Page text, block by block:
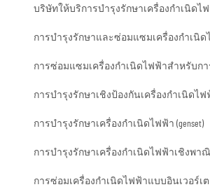
บริษัทให้บริการบำรุงรักษาเครื่องกำเนิดไ
การบำรุงรักษาและซ่อมแซมเครื่องกำเนิด
การซ่อมแซมเครื่องกำเนิดไฟฟ้าสำหรับกา
การบำรุงรักษาเชิงป้องกันเครื่องกำเนิดไฟ
การบำรุงรักษาเครื่องกำเนิดไฟฟ้า (genset)
การบำรุงรักษาเครื่องกำเนิดไฟฟ้าเชิงพา
การซ่อมเครื่องกำเนิดไฟฟ้าแบบอินเวอร์เ